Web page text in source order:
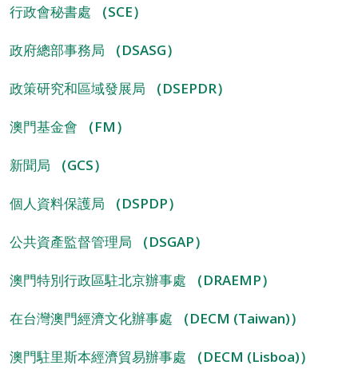
行政會秘書處 （SCE）
政府總部事務局 （DSASG）
政策研究和區域發展局 （DSEPDR）
澳門基金會 （FM）
新聞局 （GCS）
個人資料保護局 （DSPDP）
公共資產監督管理局 （DSGAP）
澳門特別行政區駐北京辦事處 （DRAEMP）
在台灣澳門經濟文化辦事處 （DECM (Taiwan)）
澳門駐里斯本經濟貿易辦事處 （DECM (Lisboa)）